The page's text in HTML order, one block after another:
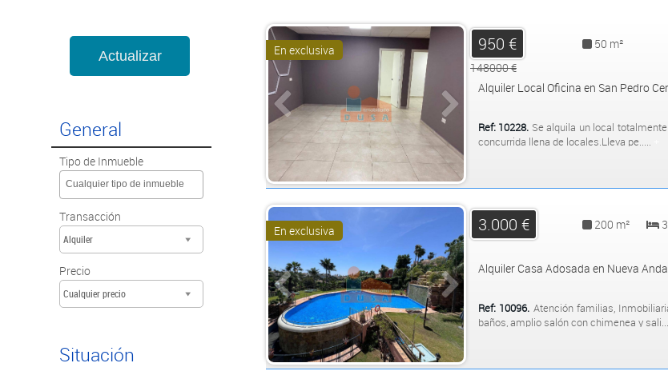
En exclusiva 950 €
148000 €
50 m²
Alquiler Local Oficina en San Pedro
Ref: 10228. Se alquila un local
concurrida llena de locales.Lleva pe.....
En exclusiva 3.000 € 200 m² 3
Alquiler Casa Adosada en Nueva
Ref: 10096. Atención familias,
baños, amplio salón con chimenea y
General
Tipo de Inmueble
Cualquier tipo de inmueble
Transacción
Alquiler
Precio
Cualquier precio
Situación